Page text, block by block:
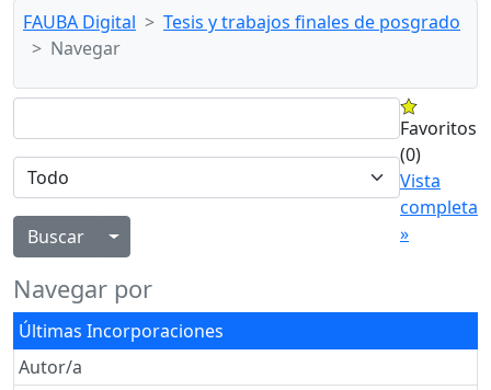
FAUBA Digital
Tesis y trabajos finales de posgrado
Navegar
Alternar menú desplegable
Favoritos
(0)
Vista
completa
»
Navegar por
Últimas Incorporaciones
Autor/a